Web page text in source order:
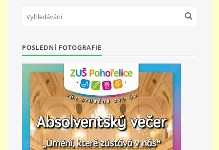
KURZY
KONTAKTY
PŘÍMĚSTSKÝ TÁBOR
MISS VÝTVARNÝ MODEL
ZAMĚSTNÁNÍ
POSLEDNÍ FOTOGRAFIE